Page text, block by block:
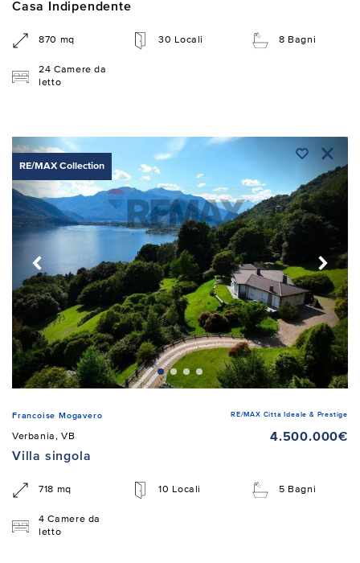
Casa Indipendente
870 mq 30 Locali 8 Bagni
24 Camere da
letto
RE/MAX Collection
Francoise Mogavero RE/MAX Città Ideale & Prestige
Verbania, VB
4.500.000€
Villa singola
718 mq 10 Locali 5 Bagni
4 Camere da
letto